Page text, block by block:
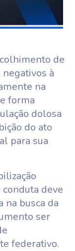
de
à
na
forma
dolosa
do ato
para sua
deve
na busca da
ser
federativo.